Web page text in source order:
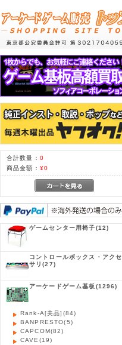
合計数量： 0
商品金額： ¥0
ゲームセンター用椅子(12)
コントロールボックス・アクセ
サリ(27)
アーケードゲーム基板 (1296)
Rank-A[美品] (84)
BANPRESTO(5)
CAPCOM(82)
CAVE (19)